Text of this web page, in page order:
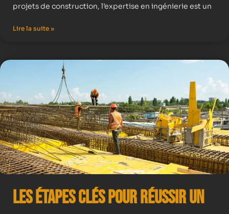
projets de construction, l’expertise en ingénierie est un
Lire la suite »
Les Étapes Clés pour Réussir un